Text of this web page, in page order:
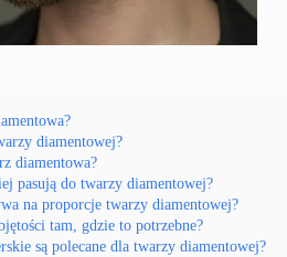
diamentowej?
diamentowa?
pasują do twarzy diamentowej?
na proporcje twarzy diamentowej?
tam, gdzie to potrzebne?
są polecane dla twarzy diamentowej?